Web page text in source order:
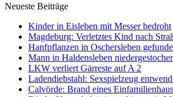
Neueste Beiträge
Kinder in Eisleben mit Messer bedroht
Magdeburg: Verletztes Kind nach
Hanfpflanzen in Oschersleben
Mann in Haldensleben
LKW verliert Gärreste auf A 2
Ladendiebstahl: Sexspielzeug
Calvörde: Brand eines